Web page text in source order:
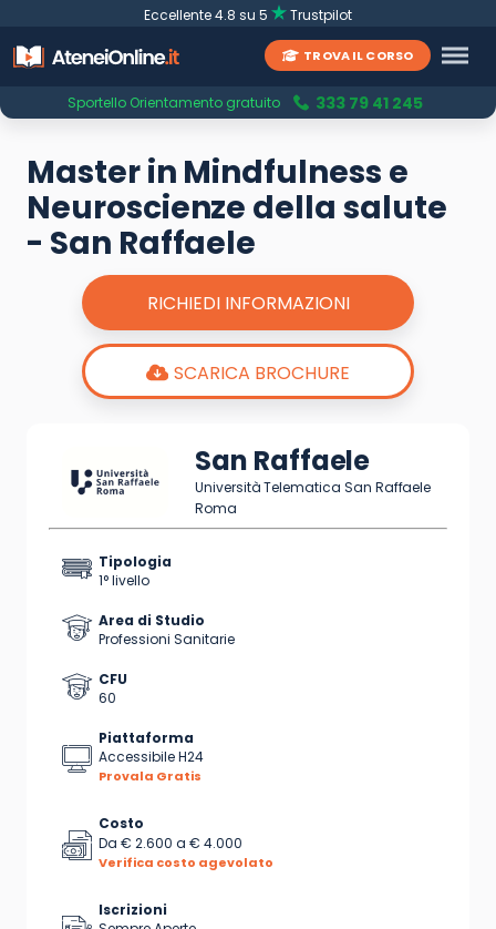
Eccellente 4.8 su 5 Trustpilot
TROVA IL CORSO
Sportello Orientamento gratuito 333 79 41 245
Master in Mindfulness e
Neuroscienze della salute
- San Raffaele
RICHIEDI INFORMAZIONI
SCARICA BROCHURE
San Raffaele
Università Telematica San Raffaele
Roma
Tipologia
1° livello
Area di Studio
Professioni Sanitarie
CFU
60
Piattaforma
Accessibile H24
Provala Gratis
Costo
Da € 2.600 a € 4.000
Verifica costo agevolato
Iscrizioni